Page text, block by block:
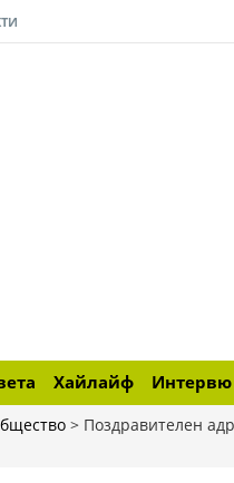
Хайлайф Интервю
> Поздравителен